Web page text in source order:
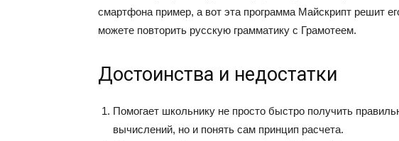
смартфона пример, а вот эта программа Майскрипт решит
можете повторить русскую грамматику с Грамотеем.
Достоинства и недостатки
Помогает школьнику не просто быстро получить
вычислений, но и понять сам принцип расчета.